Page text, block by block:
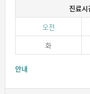
진료시
오전
화
안내